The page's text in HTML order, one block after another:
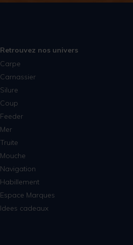
Retrouvez nos univers
Carpe
Carnassier
Silure
Coup
Feeder
Mer
Truite
Mouche
Navigation
Habillement
Espace Marques
Idees cadeaux